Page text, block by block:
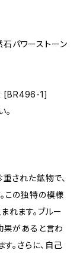
石パワーストーン
[BR496-1]
された鉱物で、
この独特の模様
れます。ブルー
果があると言わ
。さらに、自己